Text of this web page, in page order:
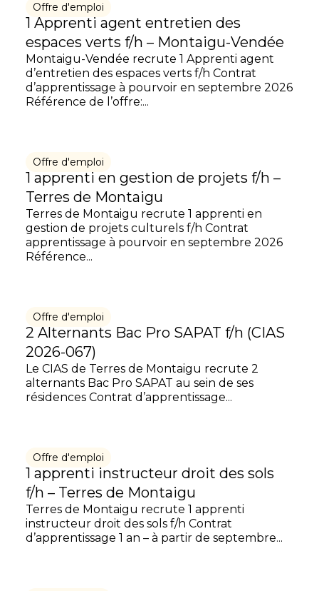
Offre d'emploi
1 Apprenti agent entretien des
espaces verts f/h – Montaigu-Vendée
Montaigu-Vendée recrute 1 Apprenti agent
d’entretien des espaces verts f/h Contrat
d’apprentissage à pourvoir en septembre 2026
Référence de l’offre:...
Offre d'emploi
1 apprenti en gestion de projets f/h –
Terres de Montaigu
Terres de Montaigu recrute 1 apprenti en
gestion de projets culturels f/h Contrat
apprentissage à pourvoir en septembre 2026
Référence...
Offre d'emploi
2 Alternants Bac Pro SAPAT f/h (CIAS
2026-067)
Le CIAS de Terres de Montaigu recrute 2
alternants Bac Pro SAPAT au sein de ses
résidences Contrat d’apprentissage...
Offre d'emploi
1 apprenti instructeur droit des sols
f/h – Terres de Montaigu
Terres de Montaigu recrute 1 apprenti
instructeur droit des sols f/h Contrat
d’apprentissage 1 an – à partir de septembre...